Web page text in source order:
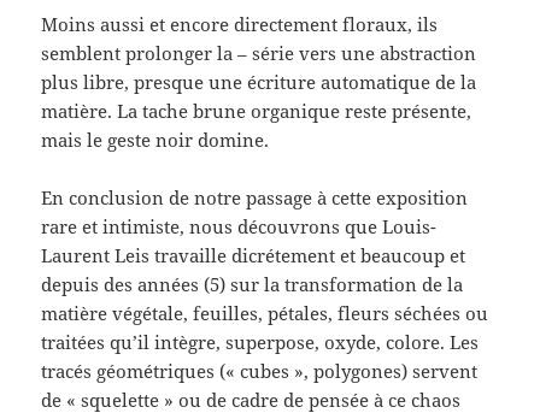
Moins aussi et encore directement floraux, ils
semblent prolonger la – série vers une abstraction
plus libre, presque une écriture automatique de la
matière. La tache brune organique reste présente,
mais le geste noir domine.
En conclusion de notre passage à cette exposition
rare et intimiste, nous découvrons que Louis-
Laurent Leis travaille dicrétement et beaucoup et
depuis des années (5) sur la transformation de la
matière végétale, feuilles, pétales, fleurs séchées ou
traitées qu’il intègre, superpose, oxyde, colore. Les
tracés géométriques (« cubes », polygones) servent
de « squelette » ou de cadre de pensée à ce chaos